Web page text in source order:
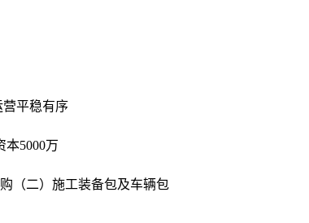
营平稳有序
本5000万
（二）施工装备包及车辆包